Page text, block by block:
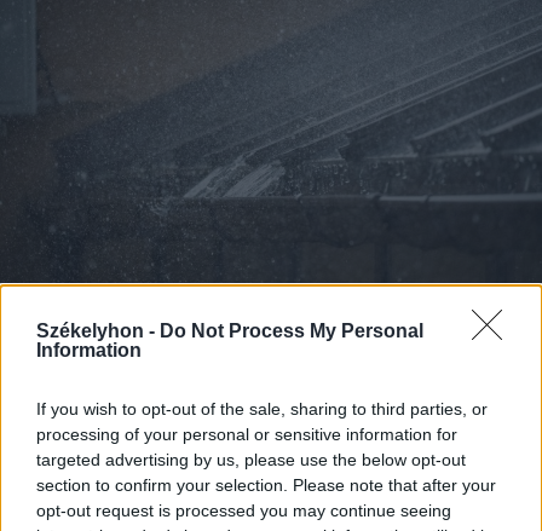
Székelyhon - Do Not Process My Personal
Information
If you wish to opt-out of the sale, sharing to third parties, or
processing of your personal or sensitive information for
targeted advertising by us, please use the below opt-out
section to confirm your selection. Please note that after your
opt-out request is processed you may continue seeing
Harmadfokú hőségriasztás a
nyugati megyékre, másodfokú
viharriasztás Székelyföldre